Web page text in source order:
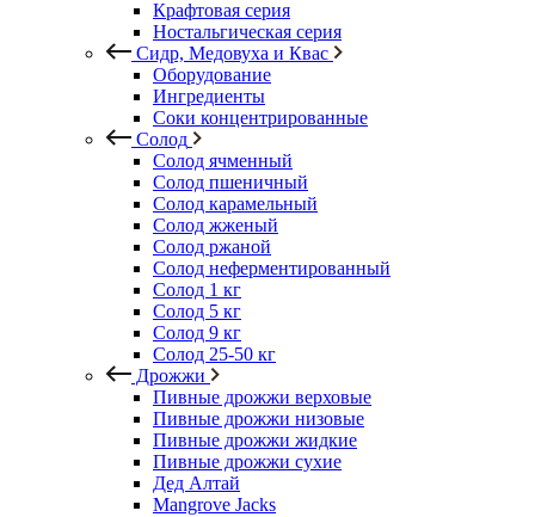
Крафтовая серия
Ностальгическая серия
Сидр, Медовуха и Квас
Оборудование
Ингредиенты
Соки концентрированные
Солод
Солод ячменный
Солод пшеничный
Солод карамельный
Солод жженый
Солод ржаной
Солод неферментированный
Солод 1 кг
Солод 5 кг
Солод 9 кг
Солод 25-50 кг
Дрожжи
Пивные дрожжи верховые
Пивные дрожжи низовые
Пивные дрожжи жидкие
Пивные дрожжи сухие
Дед Алтай
Mangrove Jacks